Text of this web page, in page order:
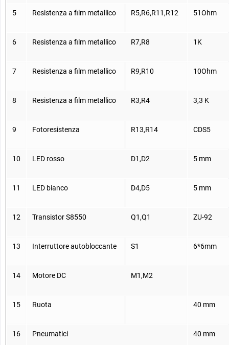
5 Resistenza a film metallico R5,R6,R11,R12 51Ohm
6 Resistenza a film metallico R7,R8 1K
7 Resistenza a film metallico R9,R10 10Ohm
8 Resistenza a film metallico R3,R4 3,3 K
9 Fotoresistenza R13,R14 CDS5
10 LED rosso D1,D2 5 mm
11 LED bianco D4,D5 5 mm
12 Transistor S8550 Q1,Q1 ZU-92
13 Interruttore autobloccante S1 6*6mm
14 Motore DC M1,M2
15 Ruota 40 mm
16 Pneumatici 40 mm